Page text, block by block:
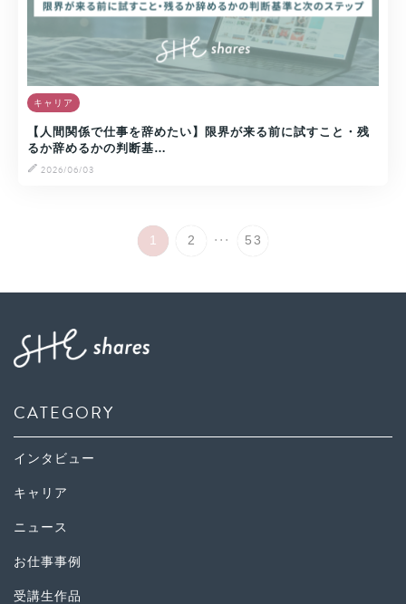
キャリア
【人間関係で仕事を辞めたい】限界が来る前に試すこと・残
るか辞めるかの判断基…
2026/06/03
1 2 ... 53
CATEGORY
インタビュー
キャリア
ニュース
お仕事事例
受講生作品